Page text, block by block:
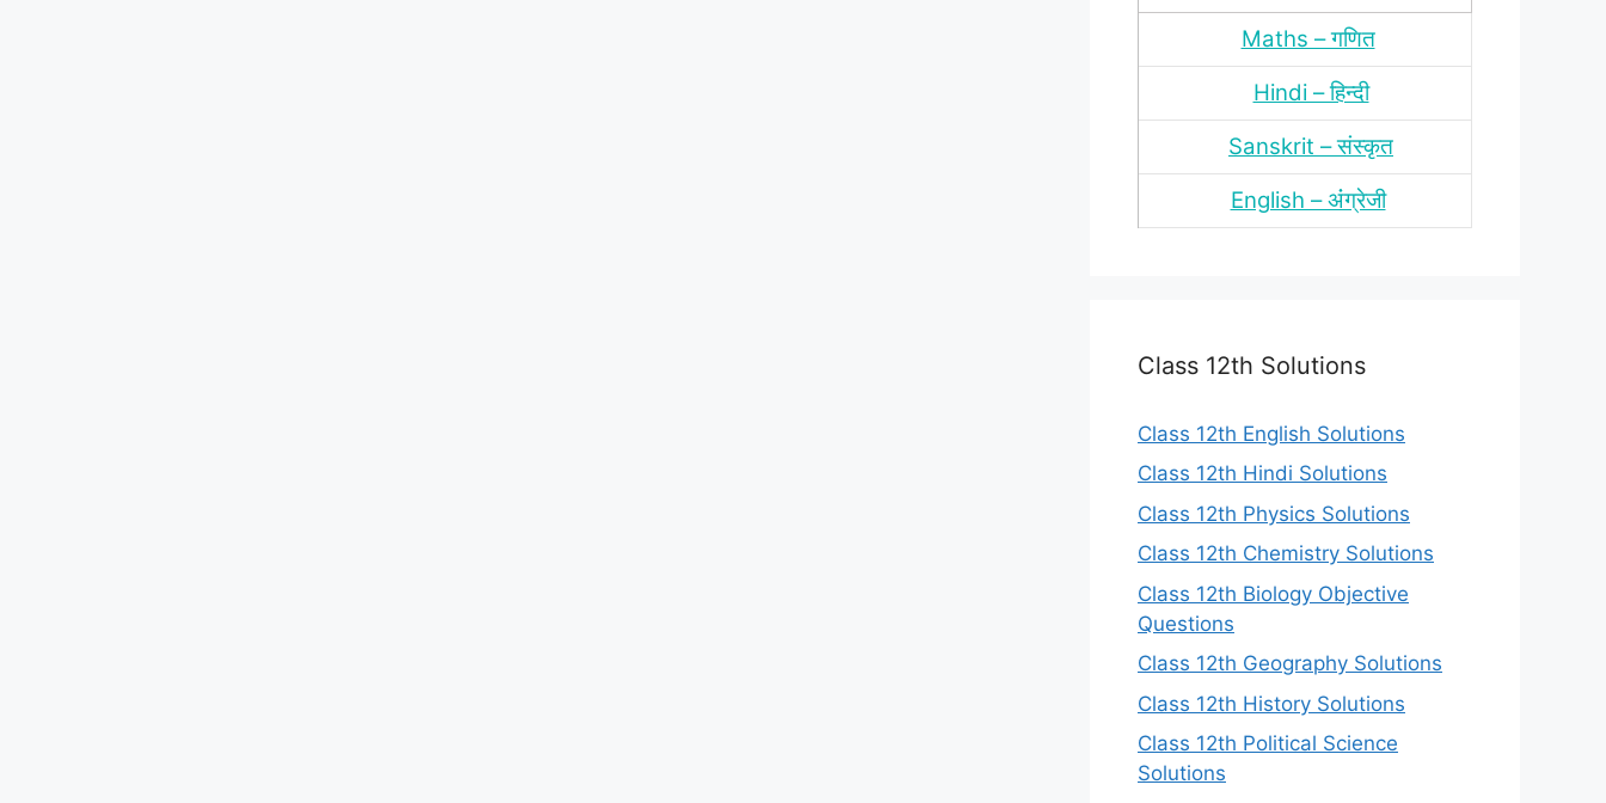
Maths – गणित
Hindi – हिन्‍दी
Sanskrit – संस्‍कृत
English – अंंग्रेजी
Class 12th Solutions
Class 12th English Solutions
Class 12th Hindi Solutions
Class 12th Physics Solutions
Class 12th Chemistry Solutions
Class 12th Biology Objective
Questions
Class 12th Geography Solutions
Class 12th History Solutions
Class 12th Political Science
Solutions